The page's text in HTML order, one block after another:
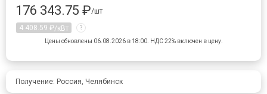
176 343.75 ₽/шт
4 408.59 ₽/кВт ?
Цены обновлены 06.08.2026 в 18:00. НДС 22% включен в цену.
Получение: Россия, Челябинск